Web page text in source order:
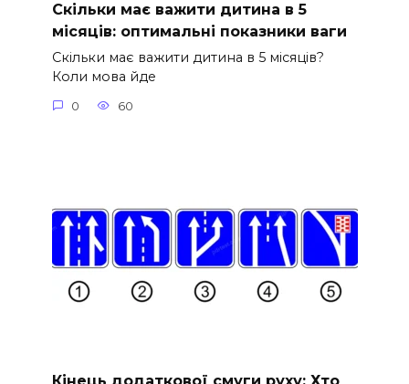
Скільки має важити дитина в 5
місяців: оптимальні показники ваги
Скільки має важити дитина в 5 місяців?
Коли мова йде
0 60